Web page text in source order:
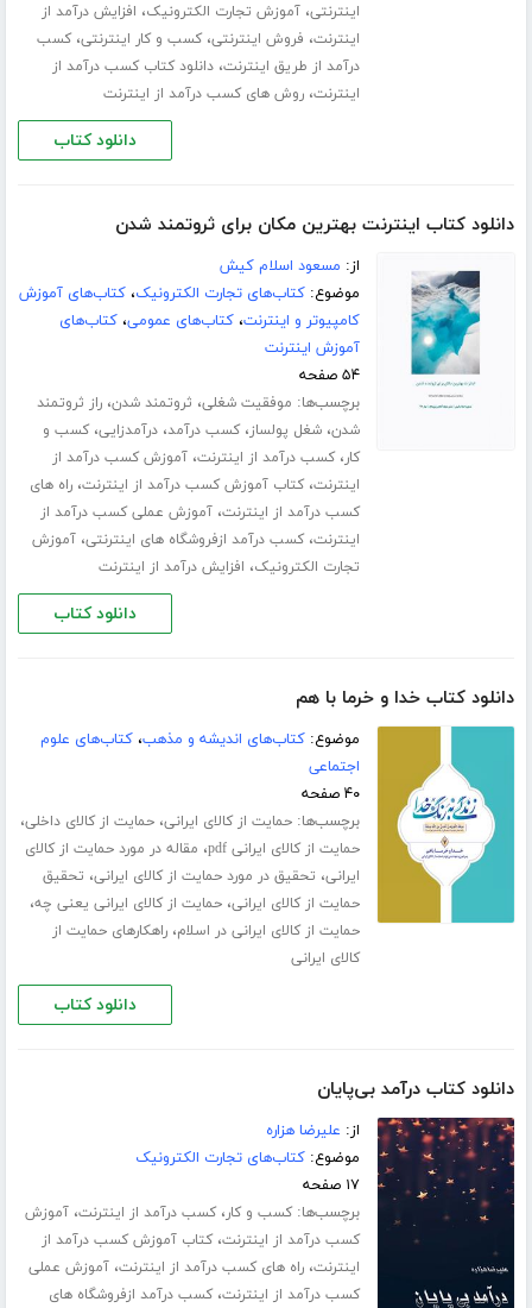
اینترنتی،آموزش تجارت الکترونیک، افزایش درآمد از
اینترنت، فروش اینترنتی،کسب و کار اینترنتی،کسب
درآمد از طریق اینترنت،دانلود کتاب کسب درآمد از
اینترنت،روش های کسب درآمد از اینترنت
دانلود کتاب
دانلود کتاب اینترنت بهترین مکان برای ثروتمند شدن
از: مسعود اسلام کیش
موضوع:کتاب‌های تجارت الکترونیک،کتاب‌های آموزش
کامپیوتر و اینترنت،کتاب‌های عمومی،کتاب‌های
آموزش اینترنت
۵۴ صفحه
برچسب‌ها: موفقیت شغلی، ثروتمند شدن،راز ثروتمند
شدن،شغل پولساز،کسب درآمد،درآمدزایی،کسب و
کار،کسب درآمد از اینترنت،آموزش کسب درآمد از
اینترنت،کتاب آموزش کسب درآمد از اینترنت،راه های
کسب درآمد از اینترنت،آموزش عملی کسب درآمد از
اینترنت،کسب درآمد ازفروشگاه های اینترنتی،آموزش
تجارت الکترونیک، افزایش درآمد از اینترنت
دانلود کتاب
دانلود کتاب خدا و خرما با هم
موضوع:کتاب‌های اندیشه و مذهب،کتاب‌های علوم
اجتماعی
۴۰ صفحه
برچسب‌ها:حمایت از کالای ایرانی،حمایت از کالای داخلی،
حمایت از کالای ایرانی pdf ، مقاله در مورد حمایت از کالای
ایرانی، تحقیق در مورد حمایت از کالای ایرانی، تحقیق
حمایت از کالای ایرانی،حمایت از کالای ایرانی یعنی چه،
حمایت از کالای ایرانی در اسلام،راهکارهای حمایت از
کالای ایرانی
دانلود کتاب
دانلود کتاب درآمد بی‌پایان
از: علیرضا هزاره
موضوع:کتاب‌های تجارت الکترونیک
۱۷ صفحه
برچسب‌ها:کسب و کار،کسب درآمد از اینترنت،آموزش
کسب درآمد از اینترنت،کتاب آموزش کسب درآمد از
اینترنت،راه های کسب درآمد از اینترنت،آموزش عملی
کسب درآمد از اینترنت،کسب درآمد ازفروشگاه های